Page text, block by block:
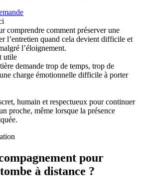
comprendre comment préserver une
l’entretien quand cela devient difficile et
l’éloignement.
utile
demande trop de temps, trop de
charge émotionnelle difficile à porter
humain et respectueux pour continuer
proche, même lorsque la présence
pour
à distance ?